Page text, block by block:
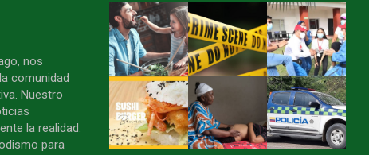
nos
comunidad
Nuestro
la realidad.
para